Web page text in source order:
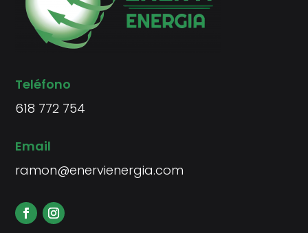
Teléfono
618 772 754
Email
ramon@enervienergia.com